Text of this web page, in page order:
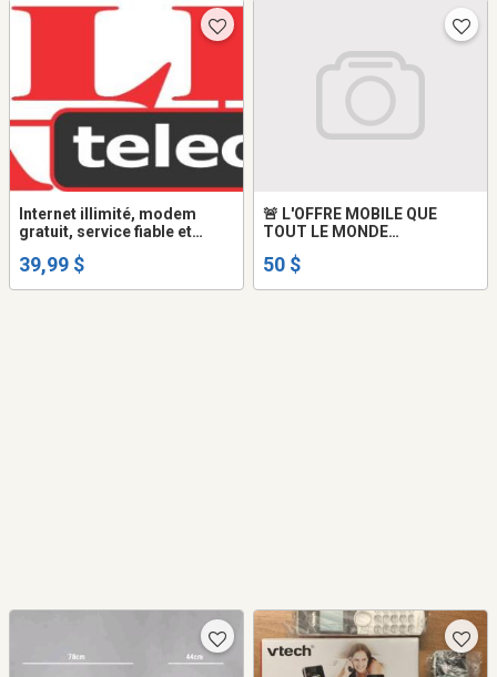
Internet illimité, modem
gratuit, service fiable et
39,99 $
🚨 L'OFFRE MOBILE QUE
TOUT LE MONDE
50 $